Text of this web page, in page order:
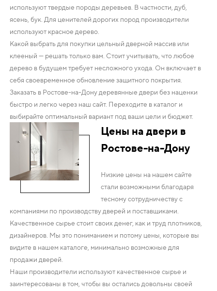
используют твердые породы деревьев. В частности, дуб,
ясень, бук. Для ценителей дорогих пород производители
используют красное дерево.
Какой выбрать для покупки цельный дверной массив или
клееный — решать только вам. Стоит учитывать, что любое
дерево в будущем требует несложного ухода. Он включает в
себя своевременное обновление защитного покрытия.
Заказать в Ростове-на-Дону деревянные двери без наценки
быстро и легко через наш сайт. Переходите в каталог и
выбирайте оптимальный вариант под ваши цели и бюджет.
Цены на двери в
Ростове-на-Дону
Низкие цены на нашем сайте
стали возможными благодаря
тесному сотрудничеству с
компаниями по производству дверей и поставщиками.
Качественное сырье стоит своих денег, как и труд плотников,
дизайнеров. Мы это пониманием и потому цены, которые вы
видите в нашем каталоге, минимально возможные для
продажи дверей.
Наши производители используют качественное сырье и
заинтересованы в том, чтобы вы остались довольны своей